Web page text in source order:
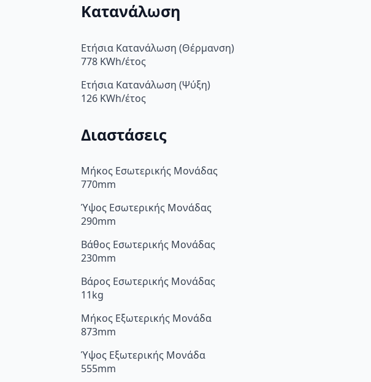
Κατανάλωση
Ετήσια Κατανάλωση (Θέρμανση)
778 KWh/έτος
Ετήσια Κατανάλωση (Ψύξη)
126 KWh/έτος
Διαστάσεις
Μήκος Εσωτερικής Μονάδας
770mm
Ύψος Εσωτερικής Μονάδας
290mm
Βάθος Εσωτερικής Μονάδας
230mm
Βάρος Εσωτερικής Μονάδας
11kg
Μήκος Εξωτερικής Μονάδα
873mm
Ύψος Εξωτερικής Μονάδα
555mm